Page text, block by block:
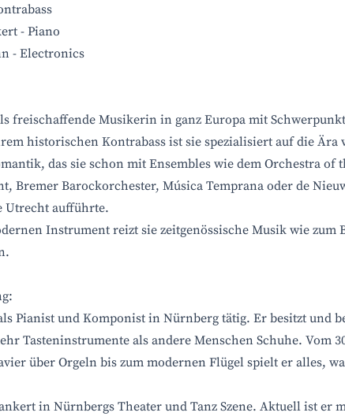
- Piano
- Electronics
freischaffende Musikerin in ganz Europa mit
historischen Kontrabass ist sie spezialisiert auf die Ära
das sie schon mit Ensembles wie dem Orchestra of
Bremer Barockorchester, Música Temprana oder de
Utrecht aufführte.
Instrument reizt sie zeitgenössische Musik wie zum
Pianist und Komponist in Nürnberg tätig. Er besitzt und
Tasteninstrumente als andere Menschen Schuhe. Vom
über Orgeln bis zum modernen Flügel spielt er alles,
in Nürnbergs Theater und Tanz Szene. Aktuell ist er